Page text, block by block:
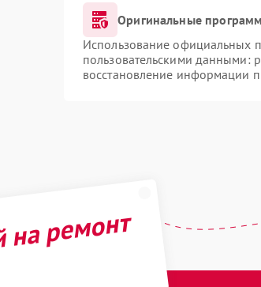
Оригинальные
Использование официальных
пользовательскими данными:
восстановление информации
ремонт